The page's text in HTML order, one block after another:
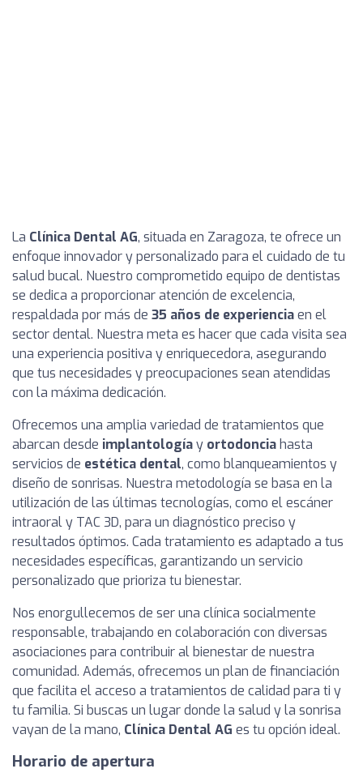
La Clínica Dental AG, situada en Zaragoza, te ofrece un
enfoque innovador y personalizado para el cuidado de tu
salud bucal. Nuestro comprometido equipo de dentistas
se dedica a proporcionar atención de excelencia,
respaldada por más de 35 años de experienciaen el
sector dental. Nuestra meta es hacer que cada visita sea
una experiencia positiva y enriquecedora, asegurando
que tus necesidades y preocupaciones sean atendidas
con la máxima dedicación.
Ofrecemos una amplia variedad de tratamientos que
abarcan desde implantologíay ortodoncia hasta
servicios de estética dental, como blanqueamientos y
diseño de sonrisas. Nuestra metodología se basa en la
utilización de las últimas tecnologías, como el escáner
intraoral y TAC 3D, para un diagnóstico preciso y
resultados óptimos. Cada tratamiento es adaptado a tus
necesidades específicas, garantizando un servicio
personalizado que prioriza tu bienestar.
Nos enorgullecemos de ser una clínica socialmente
responsable, trabajando en colaboración con diversas
asociaciones para contribuir al bienestar de nuestra
comunidad. Además, ofrecemos un plan de financiación
que facilita el acceso a tratamientos de calidad para ti y
tu familia. Si buscas un lugar donde la salud y la sonrisa
vayan de la mano, Clínica Dental AG es tu opción ideal.
Horario de apertura